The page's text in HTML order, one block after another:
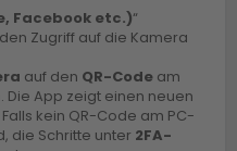
Facebook etc.)“
Zugriff auf die Kamera
auf den QR-Code am
Die App zeigt einen neuen
Falls kein QR-Code am PC-
die Schritte unter 2FA-